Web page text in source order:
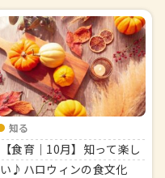
知る
【食育｜10月】知って楽し
い♪ハロウィンの食文化